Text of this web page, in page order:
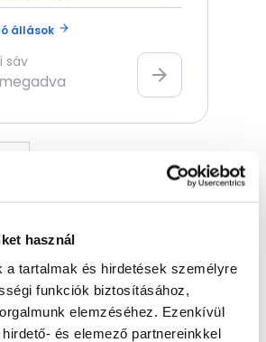
használ
a tartalmak és hirdetések személyre
funkciók biztosításához,
elemzéséhez. Ezenkívül
és elemező partnereinkkel
állások arrow_forward
sáv
arrow_forward